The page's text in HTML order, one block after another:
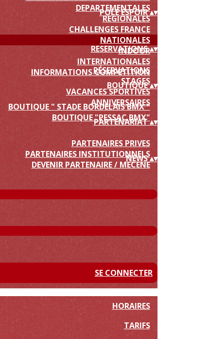
DEPARTEMENTALES
REGIONALES
CHALLENGES FRANCE
NATIONALES
INDOOR
INTERNATIONALES
INFORMATIONS COMPETITION
POLE ESPOIR▴▾
RESERVATIONS▴▾
RÉSERVATIONS
STAGES
VACANCES SPORTIVES
ANNIVERSAIRES
BOUTIQUE▴▾
BOUTIQUE " STADE BORDELAIS BMX "
BOUTIQUE "PESSAC BMX"
PARTENARIAT▴▾
PARTENAIRES PRIVES
PARTENAIRES INSTITUTIONNELS
DEVENIR PARTENAIRE / MECENE
NEWS▴▾
SE CONNECTER
HORAIRES
TARIFS